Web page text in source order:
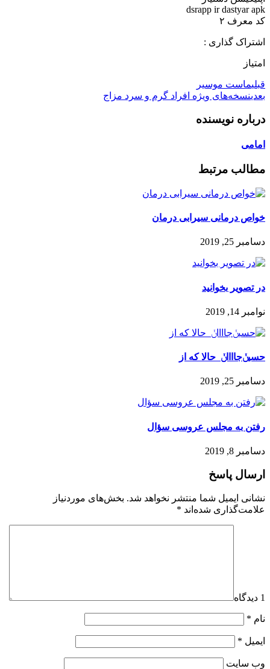
dsrapp ir dastyar apk
کد معرف ۲
اشتراک گذاری :
امتیاز
قبلیماست موسیر
بعدینسخه‌های ویژه افراد گرم و سرد مزاج
درباره نویسنده
امامی
مطالب مرتبط
خواص درمانی سیرابی درمان
دسامبر 25, 2019
در تصویر بخوانید
نوامبر 14, 2019
حسیݩ‌جااااݩ ️ حالا که از
دسامبر 25, 2019
رفتن به مجلس عروسی سؤال
دسامبر 8, 2019
ارسال پاسخ
نشانی ایمیل شما منتشر نخواهد شد. بخش‌های موردنیاز
علامت‌گذاری شده‌اند *
1 دیدگاه
نام *
ایمیل *
وب‌ سایت